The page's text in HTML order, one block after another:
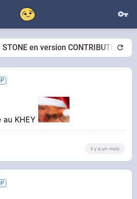
en version CONTRIBUTEUR ?
au KHEY
il y a un mois